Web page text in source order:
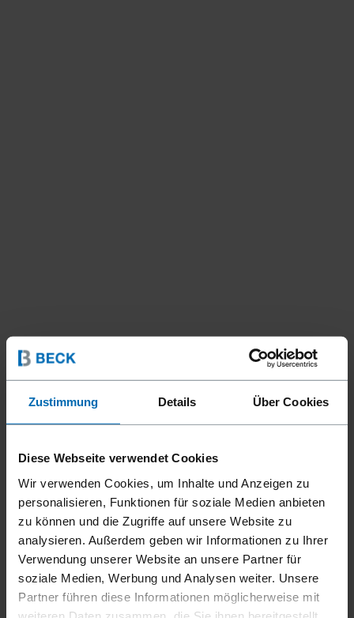
Zustimmung Details Über Cookies
Diese Webseite verwendet Cookies
Wir verwenden Cookies, um Inhalte und Anzeigen zu
personalisieren, Funktionen für soziale Medien anbieten
zu können und die Zugriffe auf unsere Website zu
analysieren. Außerdem geben wir Informationen zu Ihrer
Verwendung unserer Website an unsere Partner für
soziale Medien, Werbung und Analysen weiter. Unsere
Partner führen diese Informationen möglicherweise mit
Geräte///Akkugeräte
12 – 36 V | EU
Das CAS Ladegerät ASC 55 (12–36 V, EU-Version) ist ein
Ladegerät für alle Li-Ion- und LiHD-Akkupacks von 12 bis 36
V im CAS System. Die patentierte AIR COOLED-
Ladetechnologie sorgt für eine aktive Kühlung der Akkus
und damit für verkürzte Ladezeiten. Ein